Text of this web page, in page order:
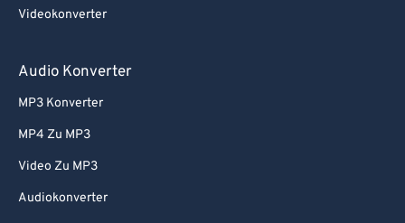
Videokonverter
Audio Konverter
MP3 Konverter
MP4 Zu MP3
Video Zu MP3
Audiokonverter